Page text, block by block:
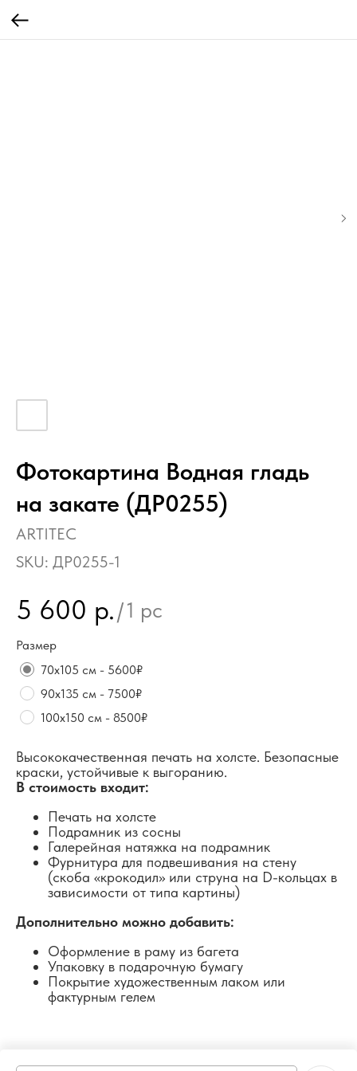
Фотокартина Водная гладь
на закате (ДР0255)
ARTITEC
SKU: ДР0255-1
5 600 р./1 pc
Размер
70х105 см - 5600₽
90х135 см - 7500₽
100х150 см - 8500₽
Высококачественная печать на холсте. Безопасные
краски, устойчивые к выгоранию.
В стоимость входит:
Печать на холсте
Подрамник из сосны
Галерейная натяжка на подрамник
Фурнитура для подвешивания на стену
(скоба «крокодил» или струна на D-кольцах в
зависимости от типа картины)
Дополнительно можно добавить:
Оформление в раму из багета
Упаковку в подарочную бумагу
Покрытие художественным лаком или
фактурным гелем